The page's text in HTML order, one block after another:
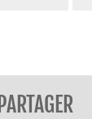
PARTAGER